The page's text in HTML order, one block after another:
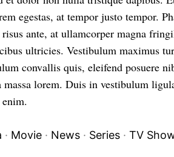
egestas, at tempor justo tempor.
risus ante, at ullamcorper magna
ultricies. Vestibulum maximus
convallis quis, eleifend posuere
massa lorem. Duis in vestibulum
· Movie· News· Series· TV